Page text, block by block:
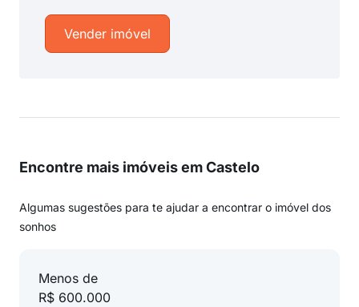
Vender imóvel
Encontre mais imóveis em Castelo
Algumas sugestões para te ajudar a encontrar o imóvel dos
sonhos
Menos de
R$ 600.000